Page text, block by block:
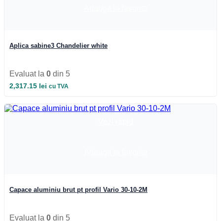
Iluminat Industrial LED
Iluminat Expozitii
Module LED
Automatizari si Smart
Aplica sabine3 Chandelier white
Evaluat la 0 din 5
2,317.15 lei cu TVA
Capace aluminiu brut pt profil Vario 30-10-2M
Evaluat la 0 din 5